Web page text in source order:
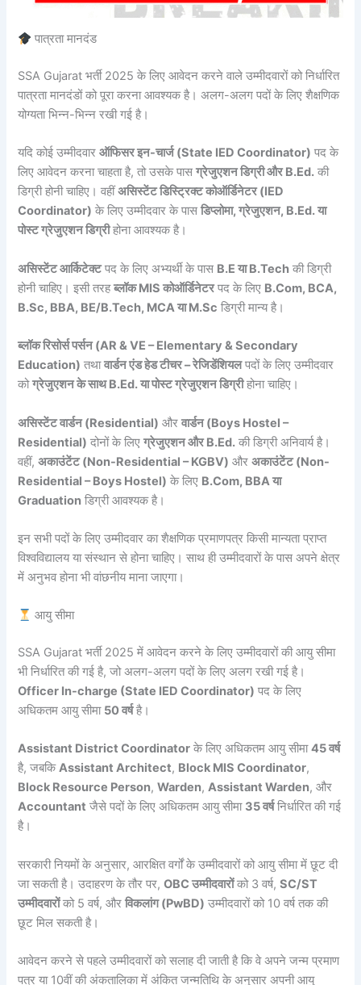
पात्रता मानदंड
SSA Gujarat भर्ती 2025 के लिए आवेदन करने वाले उम्मीदवारों को निर्धारित
पात्रता मानदंडों को पूरा करना आवश्यक है। अलग-अलग पदों के लिए शैक्षणिक
योग्यता भिन्न-भिन्न रखी गई है।
यदि कोई उम्मीदवारऑफिसर इन-चार्ज (State IED Coordinator) पद के
लिए आवेदन करना चाहता है, तो उसके पासग्रेजुएशन डिग्री और B.Ed. की
डिग्री होनी चाहिए। वहींअसिस्टेंट डिस्ट्रिक्ट कोऑर्डिनेटर (IED
Coordinator) के लिए उम्मीदवार के पासडिप्लोमा, ग्रेजुएशन, B.Ed. या
पोस्ट ग्रेजुएशन डिग्रीहोना आवश्यक है।
असिस्टेंट आर्किटेक्टपद के लिए अभ्यर्थी के पास B.E या B.Tech की डिग्री
होनी चाहिए। इसी तरहब्लॉक MIS कोऑर्डिनेटरपद के लिए B.Com, BCA,
B.Sc, BBA, BE/B.Tech, MCA या M.Sc डिग्री मान्य है।
ब्लॉक रिसोर्स पर्सन (AR & VE – Elementary & Secondary
Education) तथावार्डन एंड हेड टीचर – रेजिडेंशियलपदों के लिए उम्मीदवार
कोग्रेजुएशन के साथ B.Ed. या पोस्ट ग्रेजुएशन डिग्रीहोना चाहिए।
असिस्टेंट वार्डन (Residential) औरवार्डन (Boys Hostel –
Residential) दोनों के लिएग्रेजुएशन और B.Ed. की डिग्री अनिवार्य है।
वहीं,अकाउंटेंट (Non-Residential – KGBV) औरअकाउंटेंट (Non-
Residential – Boys Hostel) के लिए B.Com, BBA या
Graduation डिग्री आवश्यक है।
इन सभी पदों के लिए उम्मीदवार का शैक्षणिक प्रमाणपत्र किसी मान्यता प्राप्त
विश्वविद्यालय या संस्थान से होना चाहिए। साथ ही उम्मीदवारों के पास अपने क्षेत्र
में अनुभव होना भी वांछनीय माना जाएगा।
आयु सीमा
SSA Gujarat भर्ती 2025 में आवेदन करने के लिए उम्मीदवारों की आयु सीमा
भी निर्धारित की गई है, जो अलग-अलग पदों के लिए अलग रखी गई है।
Officer In-charge (State IED Coordinator) पद के लिए
अधिकतम आयु सीमा 50 वर्षहै।
Assistant District Coordinator के लिए अधिकतम आयु सीमा45 वर्ष
है, जबकिAssistant Architect, Block MIS Coordinator,
Block Resource Person,Warden,Assistant Warden, और
Accountant जैसे पदों के लिए अधिकतम आयु सीमा 35 वर्षनिर्धारित की गई
है।
सरकारी नियमों के अनुसार, आरक्षित वर्गों के उम्मीदवारों को आयु सीमा में छूट दी
जा सकती है। उदाहरण के तौर पर,OBC उम्मीदवारोंको 3 वर्ष,SC/ST
उम्मीदवारोंको 5 वर्ष, औरविकलांग (PwBD) उम्मीदवारों को 10 वर्ष तक की
छूट मिल सकती है।
आवेदन करने से पहले उम्मीदवारों को सलाह दी जाती है कि वे अपने जन्म प्रमाण
पत्र या 10वीं की अंकतालिका में अंकित जन्मतिथि के अनुसार अपनी आयु